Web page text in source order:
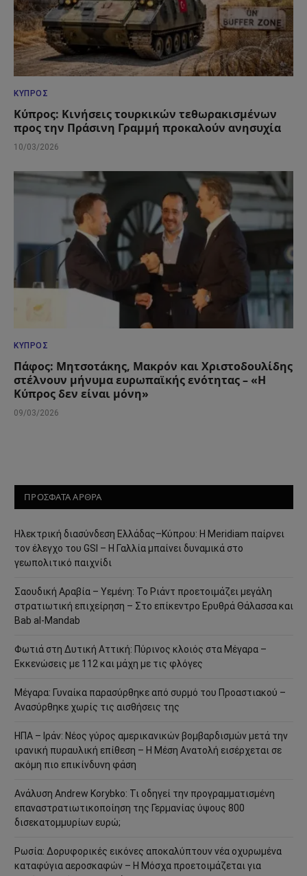
ΚΎΠΡΟΣ
Κύπρος: Κινήσεις τουρκικών τεθωρακισμένων
προς την Πράσινη Γραμμή προκαλούν ανησυχία
10/03/2026
ΚΎΠΡΟΣ
Πάφος: Μητσοτάκης, Μακρόν και Χριστοδουλίδης
στέλνουν μήνυμα ευρωπαϊκής ενότητας – «Η
Κύπρος δεν είναι μόνη»
09/03/2026
ΠΡΟΣΦΑΤΑ ΑΡΘΡΑ
Ηλεκτρική διασύνδεση Ελλάδας–Κύπρου: Η Meridiam παίρνει
τον έλεγχο του GSI – Η Γαλλία μπαίνει δυναμικά στο
γεωπολιτικό παιχνίδι
Σαουδική Αραβία – Υεμένη: Το Ριάντ προετοιμάζει μεγάλη
στρατιωτική επιχείρηση – Στο επίκεντρο Ερυθρά Θάλασσα και
Bab al-Mandab
Φωτιά στη Δυτική Αττική: Πύρινος κλοιός στα Μέγαρα –
Εκκενώσεις με 112 και μάχη με τις φλόγες
Μέγαρα: Γυναίκα παρασύρθηκε από συρμό του Προαστιακού –
Ανασύρθηκε χωρίς τις αισθήσεις της
ΗΠΑ – Ιράν: Νέος γύρος αμερικανικών βομβαρδισμών μετά την
ιρανική πυραυλική επίθεση – Η Μέση Ανατολή εισέρχεται σε
ακόμη πιο επικίνδυνη φάση
Ανάλυση Andrew Korybko: Τι οδηγεί την προγραμματισμένη
επαναστρατιωτικοποίηση της Γερμανίας ύψους 800
δισεκατομμυρίων ευρώ;
Ρωσία: Δορυφορικές εικόνες αποκαλύπτουν νέα οχυρωμένα
καταφύγια αεροσκαφών – Η Μόσχα προετοιμάζεται για